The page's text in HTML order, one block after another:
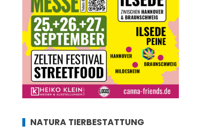
NATURA TIERBESTATTUNG